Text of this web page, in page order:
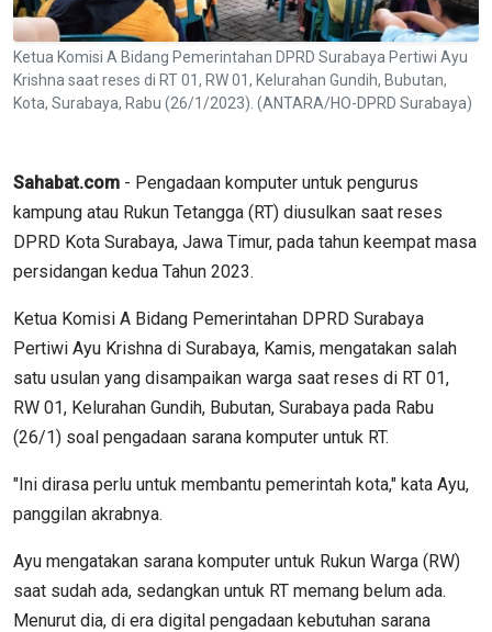
Ketua Komisi A Bidang Pemerintahan DPRD Surabaya Pertiwi Ayu
Krishna saat reses di RT 01, RW 01, Kelurahan Gundih, Bubutan,
Kota, Surabaya, Rabu (26/1/2023). (ANTARA/HO-DPRD Surabaya)
Sahabat.com - Pengadaan komputer untuk pengurus
kampung atau Rukun Tetangga (RT) diusulkan saat reses
DPRD Kota Surabaya, Jawa Timur, pada tahun keempat masa
persidangan kedua Tahun 2023.
Ketua Komisi A Bidang Pemerintahan DPRD Surabaya
Pertiwi Ayu Krishna di Surabaya, Kamis, mengatakan salah
satu usulan yang disampaikan warga saat reses di RT 01,
RW 01, Kelurahan Gundih, Bubutan, Surabaya pada Rabu
(26/1) soal pengadaan sarana komputer untuk RT.
"Ini dirasa perlu untuk membantu pemerintah kota," kata Ayu,
panggilan akrabnya.
Ayu mengatakan sarana komputer untuk Rukun Warga (RW)
saat sudah ada, sedangkan untuk RT memang belum ada.
Menurut dia, di era digital pengadaan kebutuhan sarana